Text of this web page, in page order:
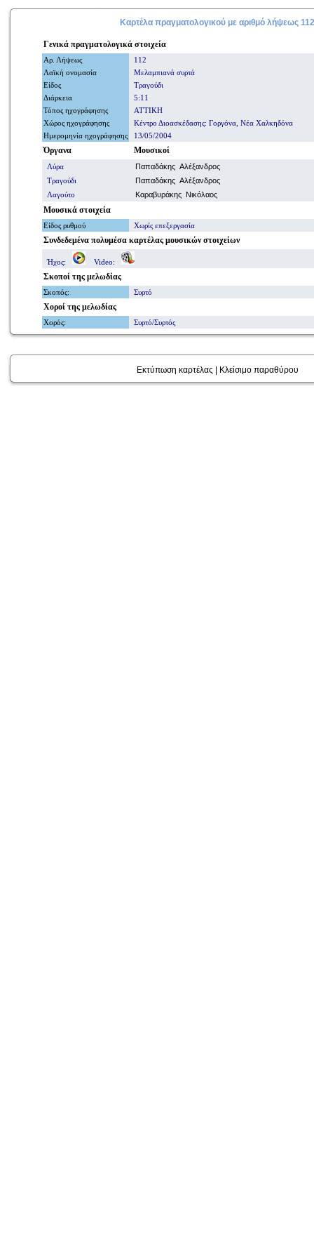
Καρτέλα πραγματολογικού με αριθμό λήψεως 112
Γενικά πραγματολογικά στοιχεία
Αρ. Λήψεως
112
Λαϊκή ονομασία
Μελαμπιανά συρτά
Είδος
Τραγούδι
Διάρκεια
5:11
Τόπος ηχογράφησης
ΑΤΤΙΚΗ
Χώρος ηχογράφησης
Κέντρο Διοασκέδασης: Γοργόνα, Νέα Χαλκηδόνα
Ημερομηνία ηχογράφησης 13/05/2004
Όργανα Μουσικοί
Λύρα
Παπαδάκης Αλέξανδρος
Τραγούδι
Παπαδάκης Αλέξανδρος
Λαγούτο
Καραβυράκης Νικόλαος
Μουσικά στοιχεία
Είδος ρυθμού Χωρίς επεξεργασία
Συνδεδεμένα πολυμέσα καρτέλας μουσικών στοιχείων
Ήχος: Video:
Σκοποί της μελωδίας
Σκοπός: Συρτό
Χοροί της μελωδίας
Χορός: Συρτό/Συρτός
Εκτύπωση καρτέλας Κλείσιμο παραθύρου